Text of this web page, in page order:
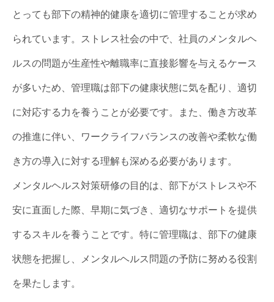
とっても部下の精神的健康を適切に管理することが求め
られています。ストレス社会の中で、社員のメンタルヘ
ルスの問題が生産性や離職率に直接影響を与えるケース
が多いため、管理職は部下の健康状態に気を配り、適切
に対応する力を養うことが必要です。また、働き方改革
の推進に伴い、ワークライフバランスの改善や柔軟な働
き方の導入に対する理解も深める必要があります。
メンタルヘルス対策研修の目的は、部下がストレスや不
安に直面した際、早期に気づき、適切なサポートを提供
するスキルを養うことです。特に管理職は、部下の健康
状態を把握し、メンタルヘルス問題の予防に努める役割
を果たします。